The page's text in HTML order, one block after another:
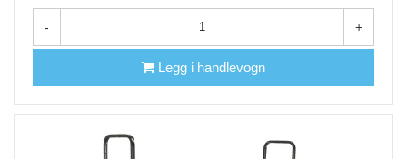
- +
Legg i handlevogn